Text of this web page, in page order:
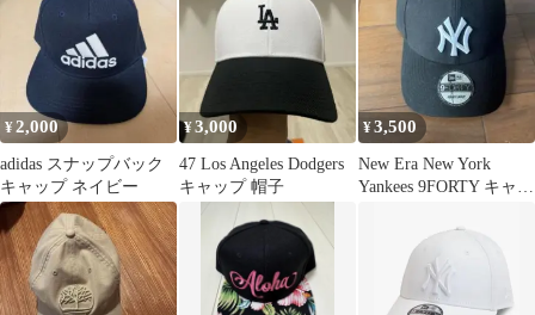
¥2,000
adidas スナップバック
キャップ ネイビー
¥3,000
47 Los Angeles Dodgers
キャップ 帽子
¥3,500
New Era New York
Yankees 9FORTY キャッ